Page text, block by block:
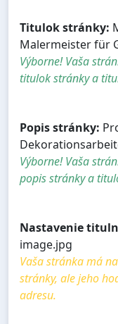
Titulok stránky:
Malermeister für
Výborne! Vaša
titulok stránky a
Popis stránky:
Výborne! Vaša
popis stránky a
Nastavenie
image.jpg
Vaša stránka má
stránky, ale jeho
adresu.